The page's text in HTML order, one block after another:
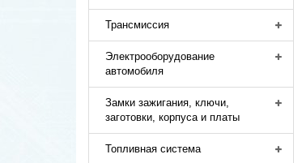
Трансмиссия
Электрооборудование
автомобиля
Замки зажигания, ключи,
заготовки, корпуса и платы
Топливная система